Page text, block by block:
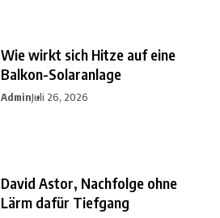
Wie wirkt sich Hitze auf eine
Balkon-Solaranlage
AdminJuli 26, 2026
David Astor, Nachfolge ohne
Lärm dafür Tiefgang